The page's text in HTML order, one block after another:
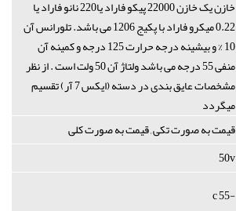
خازن یک خازن 22000 پیکو فاراد یا220 نانو فاراد یا
0.22 میکرو فاراد با پکیج 1206 می باشد. تلورانس آن
10 % و بیشینه درجه حرارت 125 درجه و کمینه آن
منفی 55 درجه می باشد ولتاژ آن 50 ولت است . از نظر
مشخصات عایق بندی در دسته (ایکس 7 آر) تقسیم
میگردد
قیمت به صورت تکی , قیمت به صورت کلی
50v
-55 c